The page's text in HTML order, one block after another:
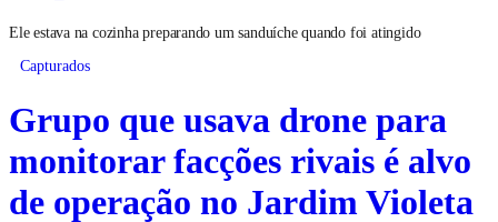
Ele estava na cozinha preparando um sanduíche quando foi atingido
Capturados
Grupo que usava drone para
monitorar facções rivais é alvo
de operação no Jardim Violeta